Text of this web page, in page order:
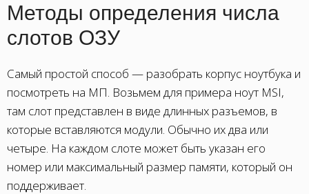
Методы определения числа
слотов ОЗУ
Самый простой способ — разобрать корпус ноутбука и
посмотреть на МП. Возьмем для примера ноут MSI,
там слот представлен в виде длинных разъемов, в
которые вставляются модули. Обычно их два или
четыре. На каждом слоте может быть указан его
номер или максимальный размер памяти, который он
поддерживает.